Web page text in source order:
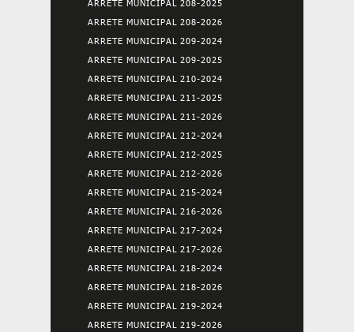
ARRETE MUNICIPAL 208-2025
ARRETE MUNICIPAL 208-2026
ARRETE MUNICIPAL 209-2024
ARRETE MUNICIPAL 209-2025
ARRETE MUNICIPAL 210-2024
ARRETE MUNICIPAL 211-2025
ARRETE MUNICIPAL 211-2026
ARRETE MUNICIPAL 212-2024
ARRETE MUNICIPAL 212-2025
ARRETE MUNICIPAL 212-2026
ARRETE MUNICIPAL 215-2024
ARRETE MUNICIPAL 216-2026
ARRETE MUNICIPAL 217-2024
ARRETE MUNICIPAL 217-2026
ARRETE MUNICIPAL 218-2024
ARRETE MUNICIPAL 218-2026
ARRETE MUNICIPAL 219-2024
ARRETE MUNICIPAL 219-2026